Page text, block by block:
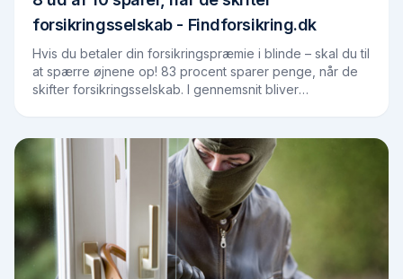
forsikringsselskab - Findforsikring.dk
Hvis du betaler din forsikringspræmie i blinde – skal du til
at spærre øjnene op! 83 procent sparer penge, når de
skifter forsikringsselskab. I gennemsnit bliver